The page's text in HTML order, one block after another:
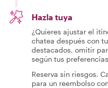
Hazla tuya
¿Quieres ajustar el
chatea después con
destacados, omitir
según tus
Reserva sin riesgos.
para un reembolso